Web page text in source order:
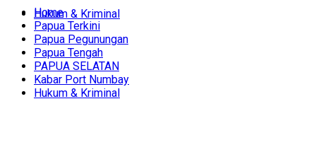
Hukum & Kriminal
Home
Papua Terkini
Papua Pegunungan
Papua Tengah
PAPUA SELATAN
Kabar Port Numbay
Hukum & Kriminal